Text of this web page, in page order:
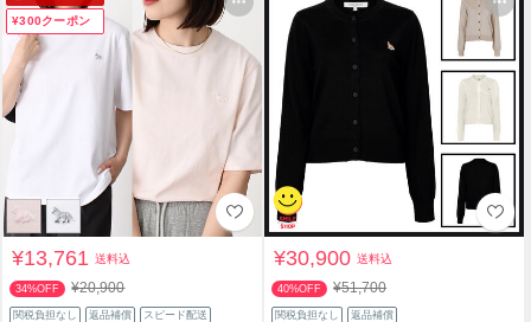
¥300クーポン
¥13,761送料込
34%OFF ¥20,900
関税負担なし 返品補償 スピード配送
¥30,900送料込
40%OFF ¥51,700
関税負担なし 返品補償